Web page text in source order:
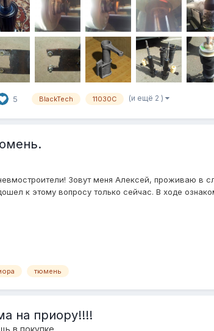
5 BlackTech 11030C (и ещё 2 )
Зовут меня Алексей, проживаю в
к этому вопросу только сейчас. В ходе
тюмень
на приору!!!!